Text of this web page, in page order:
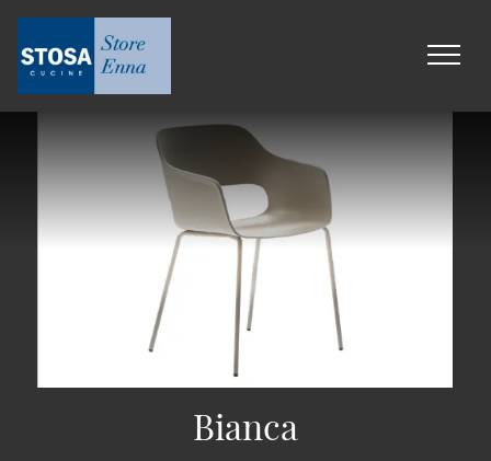
Bianca